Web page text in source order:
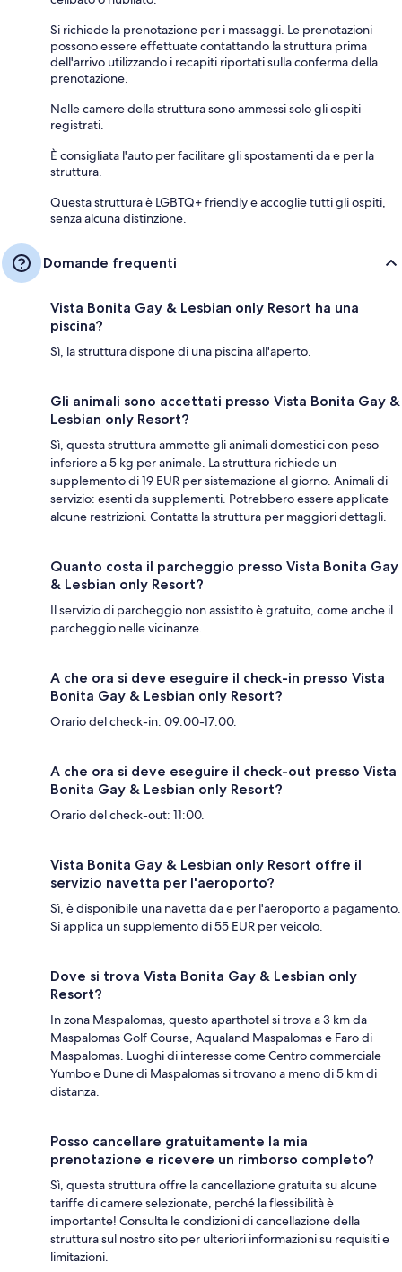
Si richiede la prenotazione per i massaggi. Le prenotazioni
possono essere effettuate contattando la struttura prima
dell'arrivo utilizzando i recapiti riportati sulla conferma della
prenotazione.
Nelle camere della struttura sono ammessi solo gli ospiti
registrati.
È consigliata l'auto per facilitare gli spostamenti da e per la
struttura.
Questa struttura è LGBTQ+ friendly e accoglie tutti gli ospiti,
senza alcuna distinzione.
Domande frequenti
Vista Bonita Gay & Lesbian only Resort ha una
piscina?
Sì, la struttura dispone di una piscina all'aperto.
Gli animali sono accettati presso Vista Bonita Gay &
Lesbian only Resort?
Sì, questa struttura ammette gli animali domestici con peso
inferiore a 5 kg per animale. La struttura richiede un
supplemento di 19 EUR per sistemazione al giorno. Animali di
servizio: esenti da supplementi. Potrebbero essere applicate
alcune restrizioni. Contatta la struttura per maggiori dettagli.
Quanto costa il parcheggio presso Vista Bonita Gay
& Lesbian only Resort?
Il servizio di parcheggio non assistito è gratuito, come anche il
parcheggio nelle vicinanze.
A che ora si deve eseguire il check-in presso Vista
Bonita Gay & Lesbian only Resort?
Orario del check-in: 09:00-17:00.
A che ora si deve eseguire il check-out presso Vista
Bonita Gay & Lesbian only Resort?
Orario del check-out: 11:00.
Vista Bonita Gay & Lesbian only Resort offre il
servizio navetta per l'aeroporto?
Sì, è disponibile una navetta da e per l'aeroporto a pagamento.
Si applica un supplemento di 55 EUR per veicolo.
Dove si trova Vista Bonita Gay & Lesbian only
Resort?
In zona Maspalomas, questo aparthotel si trova a 3 km da
Maspalomas Golf Course, Aqualand Maspalomas e Faro di
Maspalomas. Luoghi di interesse come Centro commerciale
Yumbo e Dune di Maspalomas si trovano a meno di 5 km di
distanza.
Posso cancellare gratuitamente la mia
prenotazione e ricevere un rimborso completo?
Sì, questa struttura offre la cancellazione gratuita su alcune
tariffe di camere selezionate, perché la flessibilità è
importante! Consulta le condizioni di cancellazione della
struttura sul nostro sito per ulteriori informazioni su requisiti e
limitazioni.